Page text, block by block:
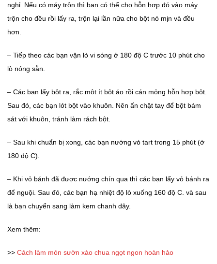
nghỉ. Nếu có máy trộn thì bạn có thể cho hỗn hợp đó vào máy
trộn cho đều rồi lấy ra, trộn lại lần nữa cho bột nó mịn và đều
hơn.
– Tiếp theo các bạn vặn lò vi sóng ở 180 độ C trước 10 phút cho
lò nóng sẵn.
– Các bạn lấy bột ra, rắc một ít bột áo rồi cán mỏng hỗn hợp bột.
Sau đó, các bạn lót bột vào khuôn. Nên ấn chặt tay để bột bám
sát với khuôn, tránh làm rách bột.
– Sau khi chuẩn bị xong, các bạn nướng vỏ tart trong 15 phút (ở
180 độ C).
– Khi vỏ bánh đã được nướng chín qua thì các bạn lấy vỏ bánh ra
để nguội. Sau đó, các bạn hạ nhiệt độ lò xuống 160 độ C. và sau
là bạn chuyển sang làm kem chanh dây.
Xem thêm:
>> Cách làm món sườn xào chua ngọt ngon hoàn hảo